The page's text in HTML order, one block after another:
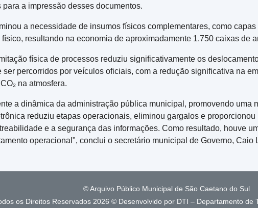
a impressão desses documentos.
a necessidade de insumos físicos complementares, como
resultando na economia de aproximadamente 1.750 caixas de
física de processos reduziu significativamente os
percorridos por veículos oficiais, com a redução significativa na
na atmosfera.
a dinâmica da administração pública municipal, promovendo uma
reduziu etapas operacionais, eliminou gargalos e
e a segurança das informações. Como resultado, houve
operacional", conclui o secretário municipal de Governo, Caio
© Arquivo Público Municipal de São Caetano do Sul
os Direitos Reservados 2026 © Desenvolvido por DTI – Departamento de